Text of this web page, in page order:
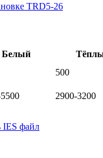
TRD5-26
Белый
500
2900-3200
IES файл